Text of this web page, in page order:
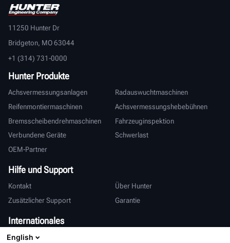
11250 Hunter Dr
Bridgeton, MO 63044
+1 (314) 731-0000
Hunter Produkte
Achsvermessungsanlagen
Radauswuchtmaschinen
Reifenmontiermaschinen
Achsvermessungshebebühnen
Bremsscheibendrehmaschinen
Fahrzeuginspektion
Verbundene Geräte
Schwerlast
OEM-Partner
Hilfe und Support
Kontakt
Über Hunter
Zusätzlicher Support
Garantie
Internationales
Vertrieb & Service
English